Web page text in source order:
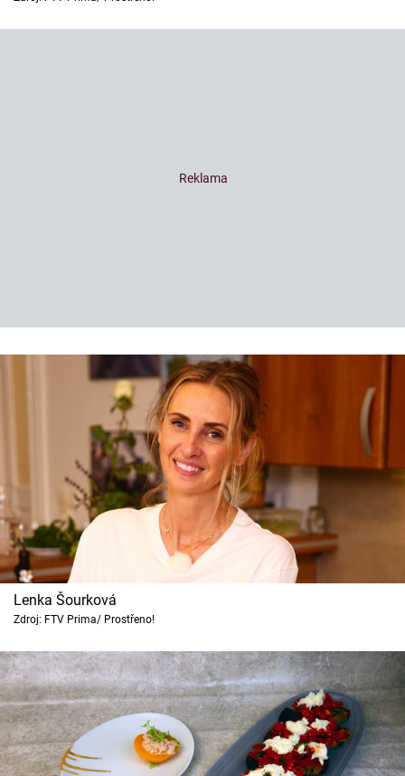
Lenka Šourková
Zdroj: FTV Prima/ Prostřeno!